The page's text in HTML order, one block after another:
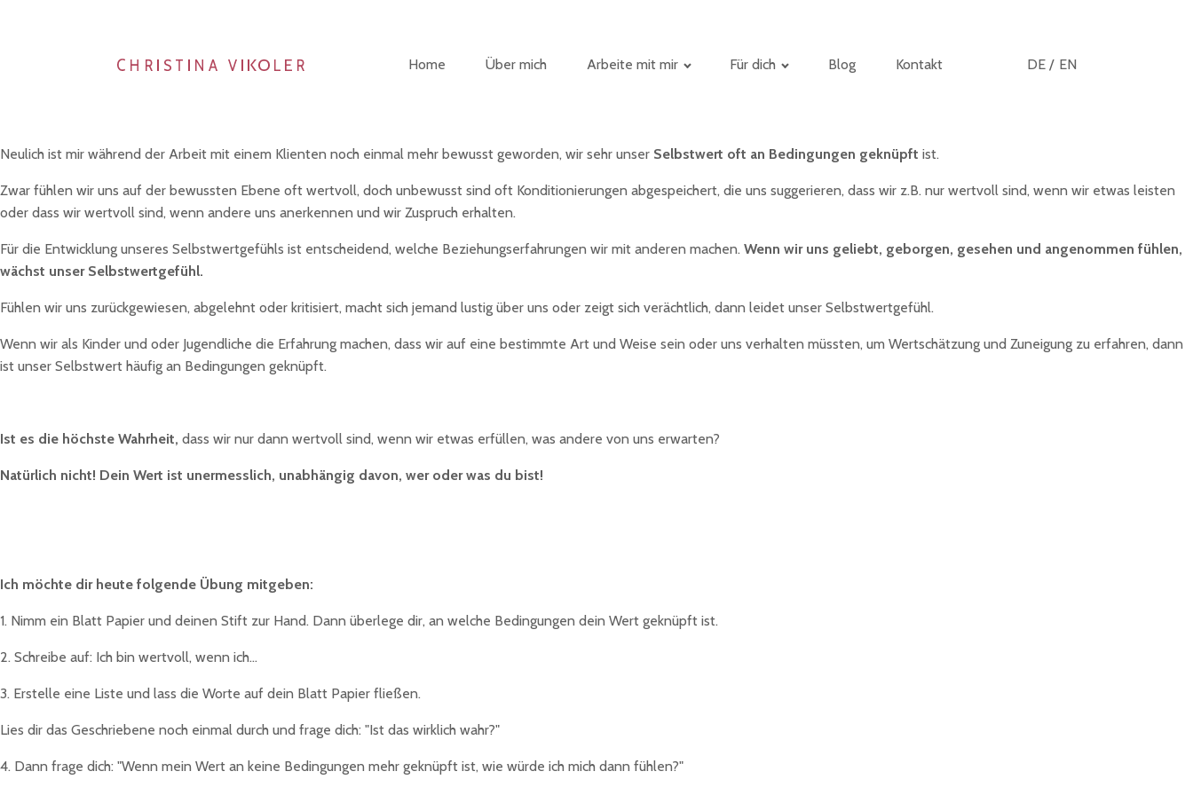
Home Über mich Arbeite mit mir Für dich Blog Kontakt DE / EN
Neulich ist mir während der Arbeit mit einem Klienten noch einmal mehr bewusst geworden, wir sehr unser Selbstwert oft an Bedingungen geknüpft ist.
Zwar fühlen wir uns auf der bewussten Ebene oft wertvoll, doch unbewusst sind oft Konditionierungen abgespeichert, die uns suggerieren, dass wir z.B. nur wertvoll sind, wenn wir etwas leisten
oder dass wir wertvoll sind, wenn andere uns anerkennen und wir Zuspruch erhalten.
Für die Entwicklung unseres Selbstwertgefühls ist entscheidend, welche Beziehungserfahrungen wir mit anderen machen. Wenn wir uns geliebt, geborgen, gesehen und angenommen fühlen,
wächst unser Selbstwertgefühl.
Fühlen wir uns zurückgewiesen, abgelehnt oder kritisiert, macht sich jemand lustig über uns oder zeigt sich verächtlich, dann leidet unser Selbstwertgefühl.
Wenn wir als Kinder und oder Jugendliche die Erfahrung machen, dass wir auf eine bestimmte Art und Weise sein oder uns verhalten müssten, um Wertschätzung und Zuneigung zu erfahren, dann
ist unser Selbstwert häufig an Bedingungen geknüpft.
Ist es die höchste Wahrheit, dass wir nur dann wertvoll sind, wenn wir etwas erfüllen, was andere von uns erwarten?
Natürlich nicht! Dein Wert ist unermesslich, unabhängig davon, wer oder was du bist!
Ich möchte dir heute folgende Übung mitgeben:
1. Nimm ein Blatt Papier und deinen Stift zur Hand. Dann überlege dir, an welche Bedingungen dein Wert geknüpft ist.
2. Schreibe auf: Ich bin wertvoll, wenn ich...
3. Erstelle eine Liste und lass die Worte auf dein Blatt Papier fließen.
Lies dir das Geschriebene noch einmal durch und frage dich: "Ist das wirklich wahr?"
4. Dann frage dich: "Wenn mein Wert an keine Bedingungen mehr geknüpft ist, wie würde ich mich dann fühlen?"